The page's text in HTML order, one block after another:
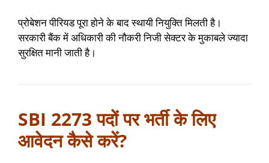
प्रोबेशन पीरियड पूरा होने के बाद स्थायी नियुक्ति मिलती है।
सरकारी बैंक में अधिकारी की नौकरी निजी सेक्टर के मुकाबले ज्यादा
सुरक्षित मानी जाती है।
SBI 2273 पदों पर भर्ती के लिए
आवेदन कैसे करें?